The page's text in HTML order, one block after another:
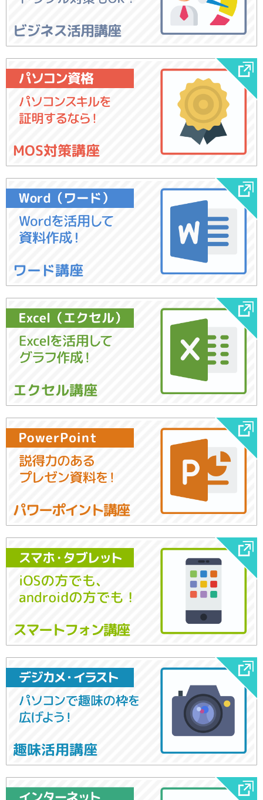
ビジネス活用講座
MOS対策講座
ワード講座
エクセル講座
パワーポイント講座
スマートフォン講座
趣味活用講座